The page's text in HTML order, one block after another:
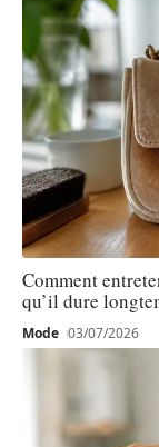
Comment
qu’il dure
Mode 03/07/2026